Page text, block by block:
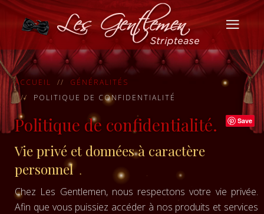
ACCUEIL
GÉNÉRALITÉS
POLITIQUE DE CONFIDENTIALITÉ
Save
Politique de confidentialité.
Vie privé et données à caractère
personnel
Chez Les Gentlemen, nous respectons votre vie privée.
Afin que vous puissiez accéder à nos produits et services